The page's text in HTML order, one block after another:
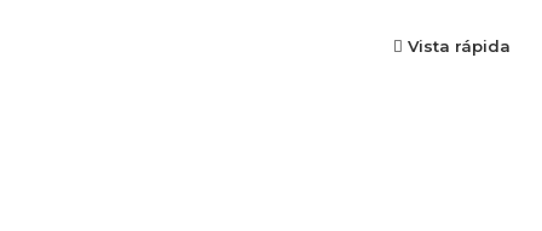
Vista rápida